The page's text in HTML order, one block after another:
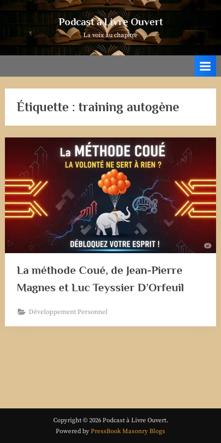
Podcast à Livre Ouvert
La voix au chapitre
Étiquette : training autogène
La méthode Coué, de Jean-Pierre
Magnes et Luc Teyssier D’Orfeuil
Développement Personnel
Copyright © 2026 Podcast à Livre Ouvert.
Powered byPressBook Masonry Blogs